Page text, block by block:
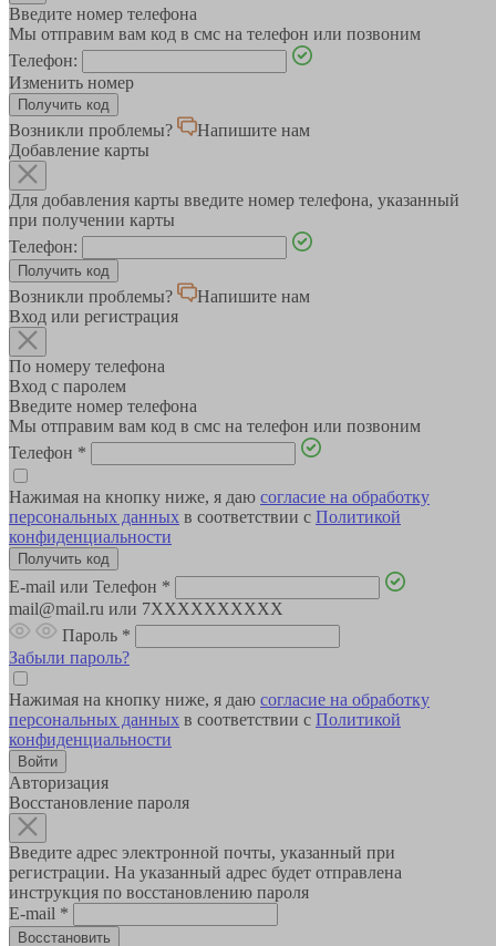
Введите номер телефона
Мы отправим вам код в смс на телефон или позвоним
Телефон:
Изменить номер
Возникли проблемы?
Напишите нам
Добавление карты
Для добавления карты введите номер телефона, указанный
при получении карты
Телефон:
Возникли проблемы?
Напишите нам
Вход или регистрация
По номеру телефона
Вход с паролем
Введите номер телефона
Мы отправим вам код в смс на телефон или позвоним
Телефон *
Нажимая на кнопку ниже, я даю согласие на обработку
персональных данных в соответствии с Политикой
конфиденциальности
E-mail или Телефон *
mail@mail.ru или 7XXXXXXXXXX
Пароль *
Забыли пароль?
Нажимая на кнопку ниже, я даю согласие на обработку
персональных данных в соответствии с Политикой
конфиденциальности
Авторизация
Восстановление пароля
Введите адрес электронной почты, указанный при
регистрации. На указанный адрес будет отправлена
инструкция по восстановлению пароля
E-mail *